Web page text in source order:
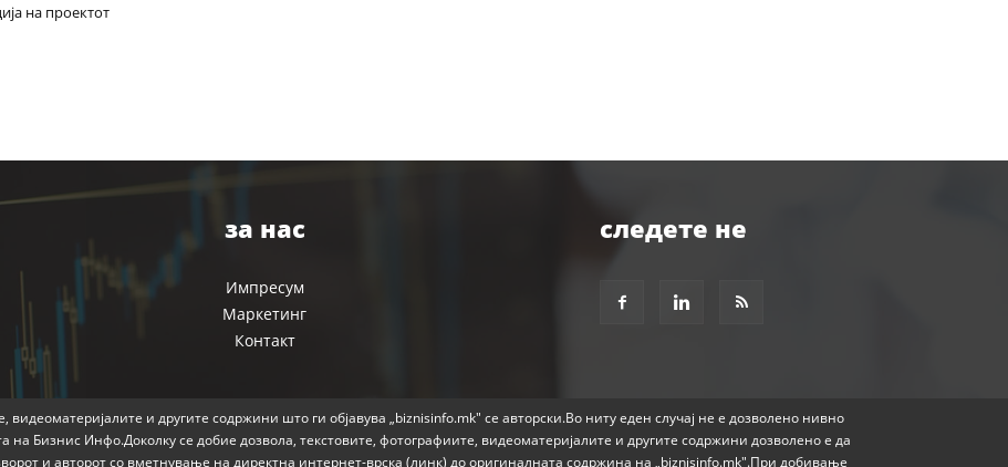
на проектот
за нас
Импресум
Маркетинг
Контакт
следете не
видеоматеријалите и другите содржини што ги објавува „biznisinfo.mk" се авторски.Во ниту еден случај не е дозволено нивно
на Бизнис Инфо.Доколку се добие дозвола, текстовите, фотографиите, видеоматеријалите и другите содржини дозволено е да
и авторот со вметнување на директна интернет-врска (линк) до оригиналната содржина на „biznisinfo.mk".При добивање